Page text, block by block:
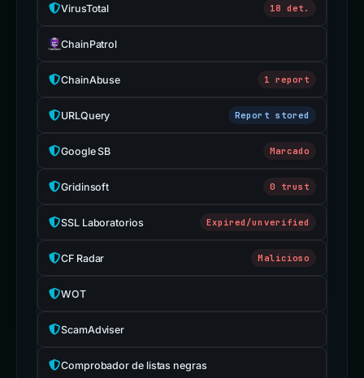
VirusTotal 18 det.
ChainPatrol
ChainAbuse 1 report
URLQuery Report stored
Google SB Marcado
Gridinsoft 0 trust
SSL Laboratorios Expired/unverified
CF Radar Malicioso
WOT
ScamAdviser
Comprobador de listas negras